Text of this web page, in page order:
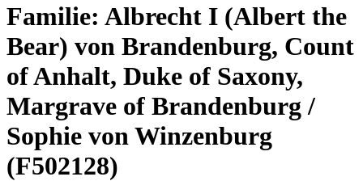
Familie: Albrecht I (Albert the
Bear) von Brandenburg, Count
of Anhalt, Duke of Saxony,
Margrave of Brandenburg /
Sophie von Winzenburg
(F502128)